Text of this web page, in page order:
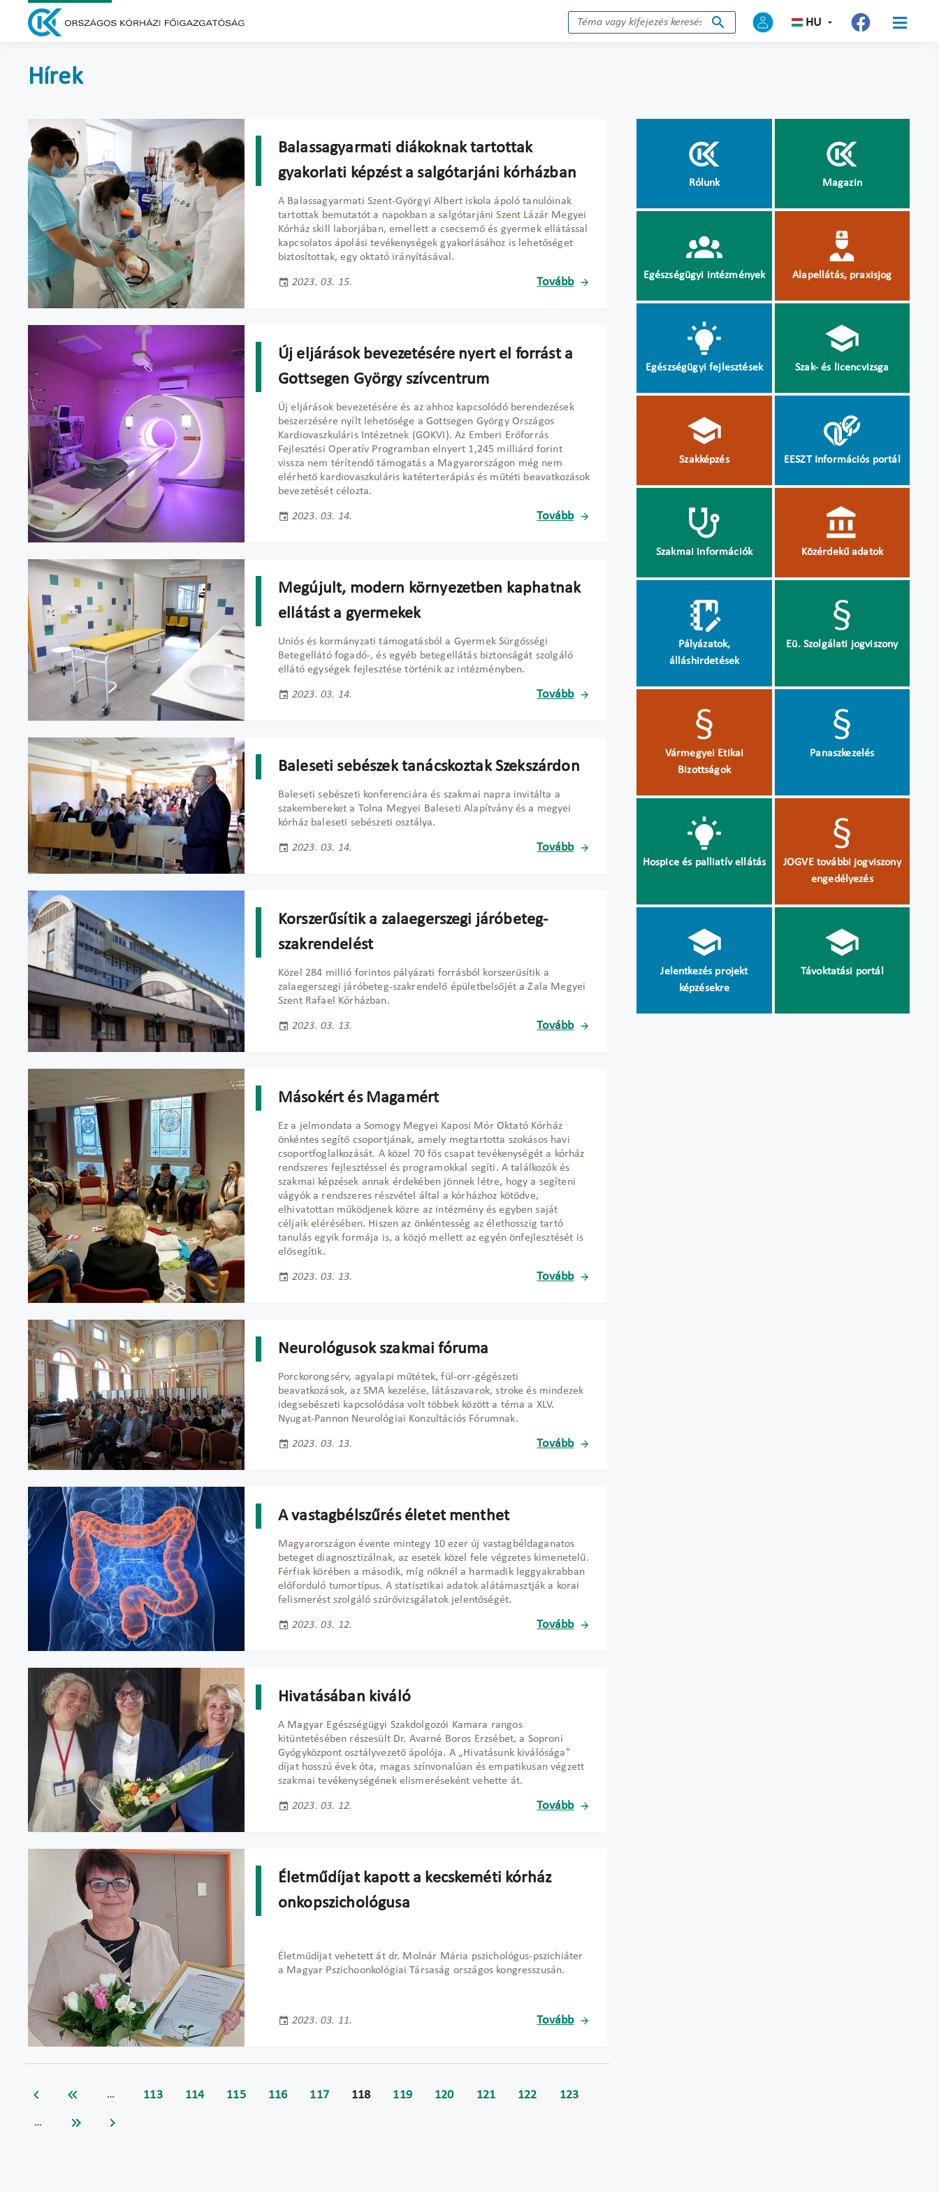
HU
Hírek
Balassagyarmati diákoknak tartottak
gyakorlati képzést a salgótarjáni kórházban
A Balassagyarmati Szent-Györgyi Albert iskola ápoló tanulóinak
tartottak bemutatót a napokban a salgótarjáni Szent Lázár Megyei
Kórház skill laborjában, emellett a csecsemő és gyermek ellátással
kapcsolatos ápolási tevékenységek gyakorlásához is lehetőséget
biztosítottak, egy oktató irányításával.
2023. 03. 15. Tovább
Új eljárások bevezetésére nyert el forrást a
Gottsegen György szívcentrum
Új eljárások bevezetésére és az ahhoz kapcsolódó berendezések
beszerzésére nyílt lehetősége a Gottsegen György Országos
Kardiovaszkuláris Intézetnek (GOKVI). Az Emberi Erőforrás
Fejlesztési Operatív Programban elnyert 1,245 milliárd forint
vissza nem térítendő támogatás a Magyarországon még nem
elérhető kardiovaszkuláris katéterterápiás és műtéti beavatkozások
bevezetését célozta.
2023. 03. 14. Tovább
Megújult, modern környezetben kaphatnak
ellátást a gyermekek
Uniós és kormányzati támogatásból a Gyermek Sürgősségi
Betegellátó fogadó-, és egyéb betegellátás biztonságát szolgáló
ellátó egységek fejlesztése történik az intézményben.
2023. 03. 14. Tovább
Baleseti sebészek tanácskoztak Szekszárdon
Baleseti sebészeti konferenciára és szakmai napra invitálta a
szakembereket a Tolna Megyei Baleseti Alapítvány és a megyei
kórház baleseti sebészeti osztálya.
2023. 03. 14. Tovább
Korszerűsítik a zalaegerszegi járóbeteg-
szakrendelést
Közel 284 millió forintos pályázati forrásból korszerűsítik a
zalaegerszegi járóbeteg-szakrendelő épületbelsőjét a Zala Megyei
Szent Rafael Kórházban.
2023. 03. 13. Tovább
Másokért és Magamért
Ez a jelmondata a Somogy Megyei Kaposi Mór Oktató Kórház
önkéntes segítő csoportjának, amely megtartotta szokásos havi
csoportfoglalkozását. A közel 70 fős csapat tevékenységét a kórház
rendszeres fejlesztéssel és programokkal segíti. A találkozók és
szakmai képzések annak érdekében jönnek létre, hogy a segíteni
vágyók a rendszeres részvétel által a kórházhoz kötődve,
elhivatottan működjenek közre az intézmény és egyben saját
céljaik elérésében. Hiszen az önkéntesség az élethosszig tartó
tanulás egyik formája is, a közjó mellett az egyén önfejlesztését is
elősegítik.
2023. 03. 13. Tovább
Neurológusok szakmai fóruma
Porckorongsérv, agyalapi műtétek, fül-orr-gégészeti
beavatkozások, az SMA kezelése, látászavarok, stroke és mindezek
idegsebészeti kapcsolódása volt többek között a téma a XLV.
Nyugat-Pannon Neurológiai Konzultációs Fórumnak.
2023. 03. 13. Tovább
A vastagbélszűrés életet menthet
Magyarországon évente mintegy 10 ezer új vastagbéldaganatos
beteget diagnosztizálnak, az esetek közel fele végzetes kimenetelű.
Férfiak körében a második, míg nőknél a harmadik leggyakrabban
előforduló tumortípus. A statisztikai adatok alátámasztják a korai
felismerést szolgáló szűrővizsgálatok jelentőségét.
2023. 03. 12. Tovább
Hivatásában kiváló
A Magyar Egészségügyi Szakdolgozói Kamara rangos
kitüntetésében részesült Dr. Avarné Boros Erzsébet, a Soproni
Gyógyközpont osztályvezető ápolója. A „Hivatásunk kiválósága”
díjat hosszú évek óta, magas színvonalúan és empatikusan végzett
szakmai tevékenységének elismeréseként vehette át.
2023. 03. 12. Tovább
Életműdíjat kapott a kecskeméti kórház
onkopszichológusa
Életműdíjat vehetett át dr. Molnár Mária pszichológus-pszichiáter
a Magyar Pszichoonkológiai Társaság országos kongresszusán.
2023. 03. 11. Tovább
… 113 114 115 116 117 118 119 120 121 122 123
…
Rólunk Magazin
Egészségügyi intézmények Alapellátás, praxisjog
Egészségügyi fejlesztések Szak- és licencvizsga
Szakképzés EESZT Információs portál
Szakmai információk Közérdekű adatok
Pályázatok,
álláshirdetések
Eü. Szolgálati jogviszony
Vármegyei Etikai
Bizottságok
Panaszkezelés
Hospice és palliatív ellátás
JOGVE további jogviszony
engedélyezés
Jelentkezés projekt
képzésekre
Távoktatási portál